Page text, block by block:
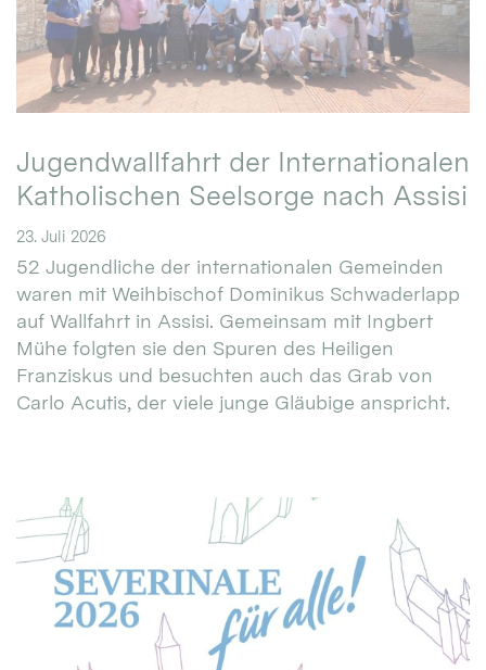
Jugendwallfahrt der Internationalen
Katholischen Seelsorge nach Assisi
23. Juli 2026
52 Jugendliche der internationalen Gemeinden
waren mit Weihbischof Dominikus Schwaderlapp
auf Wallfahrt in Assisi. Gemeinsam mit Ingbert
Mühe folgten sie den Spuren des Heiligen
Franziskus und besuchten auch das Grab von
Carlo Acutis, der viele junge Gläubige anspricht.